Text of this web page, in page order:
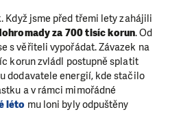
Když jsme před třemi lety zahájili
za 700 tisíc korun. Od
s věřiteli vypořádat. Závazek na
korun zvládl postupně splatit
dodavatele energií, kde stačilo
a v rámci mimořádné
léto mu loni byly odpuštěny